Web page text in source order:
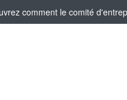
comment le comité